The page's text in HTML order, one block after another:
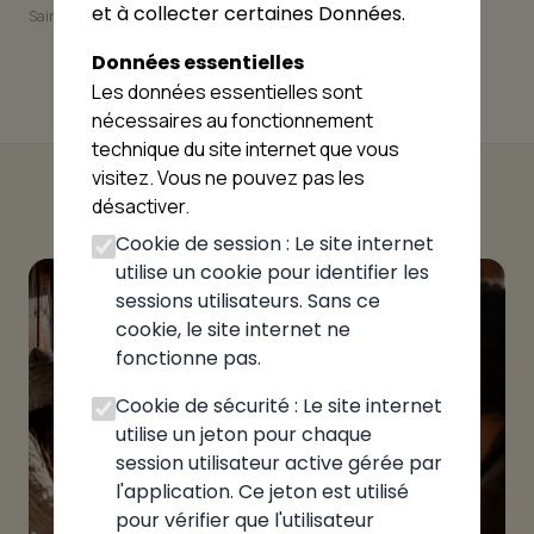
Saint-Jean-de-Sixt Le Grand-Bornand
et à collecter certaines Données.
Données essentielles
Les données essentielles sont
nécessaires au fonctionnement
technique du site internet que vous
visitez. Vous ne pouvez pas les
désactiver.
Cookie de session : Le site internet
utilise un cookie pour identifier les
sessions utilisateurs. Sans ce
cookie, le site internet ne
fonctionne pas.
Cookie de sécurité : Le site internet
utilise un jeton pour chaque
session utilisateur active gérée par
l'application. Ce jeton est utilisé
pour vérifier que l'utilisateur